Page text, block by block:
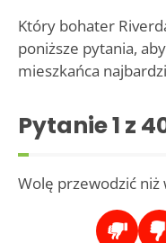
Który bohater
poniższe pytania,
mieszkańca
Pytanie1 z
Wolę przewodzić niż